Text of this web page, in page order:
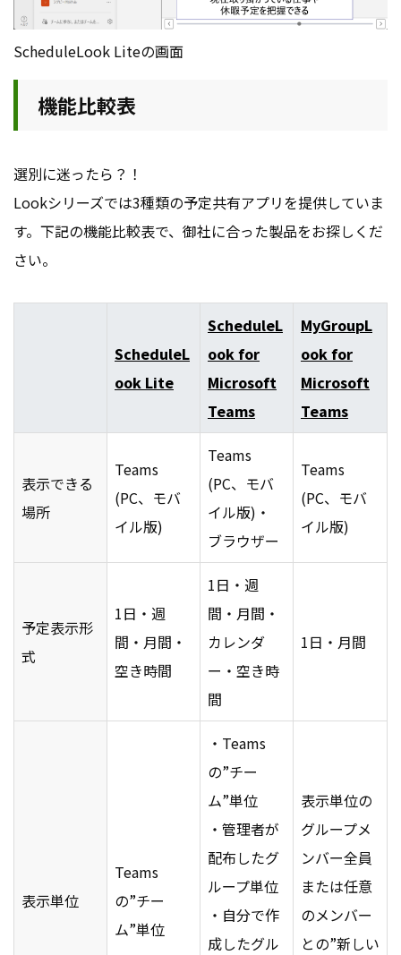
ScheduleLook Liteの画面
機能比較表
選別に迷ったら？！
Lookシリーズでは3種類の予定共有アプリを提供していま
す。下記の機能比較表で、御社に合った製品をお探しくだ
さい。
ScheduleL
ook Lite
ScheduleL
ook for
Microsoft
Teams
MyGroupL
ook for
Microsoft
Teams
表示できる
場所
Teams
(PC、モバ
イル版)
Teams
(PC、モバ
イル版)・
ブラウザー
Teams
(PC、モバ
イル版)
予定表示形
式
1日・週
間・月間・
空き時間
1日・週
間・月間・
カレンダ
ー・空き時
間
1日・月間
表示単位
Teams
の”チー
ム”単位
・Teams
の”チー
ム”単位
・管理者が
配布したグ
ループ単位
・自分で作
成したグル
表示単位の
グループメ
ンバー全員
または任意
のメンバー
との”新しい